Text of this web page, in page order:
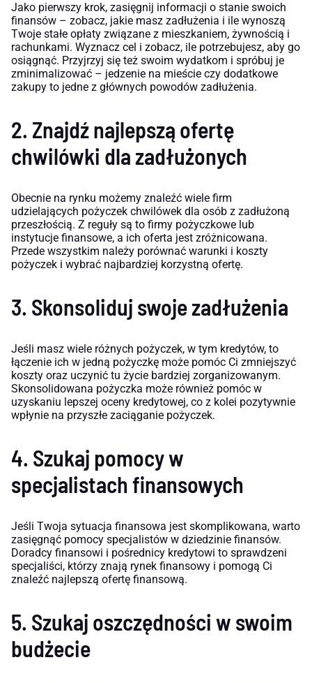
Jako pierwszy krok, zasięgnij informacji o stanie swoich
finansów – zobacz, jakie masz zadłużenia i ile wynoszą
Twoje stałe opłaty związane z mieszkaniem, żywnością i
rachunkami. Wyznacz cel i zobacz, ile potrzebujesz, aby go
osiągnąć. Przyjrzyj się też swoim wydatkom i spróbuj je
zminimalizować – jedzenie na mieście czy dodatkowe
zakupy to jedne z głównych powodów zadłużenia.
2. Znajdź najlepszą ofertę
chwilówki dla zadłużonych
Obecnie na rynku możemy znaleźć wiele firm
udzielających pożyczek chwilówek dla osób z zadłużoną
przeszłością. Z reguły są to firmy pożyczkowe lub
instytucje finansowe, a ich oferta jest zróżnicowana.
Przede wszystkim należy porównać warunki i koszty
pożyczek i wybrać najbardziej korzystną ofertę.
3. Skonsoliduj swoje zadłużenia
Jeśli masz wiele różnych pożyczek, w tym kredytów, to
łączenie ich w jedną pożyczkę może pomóc Ci zmniejszyć
koszty oraz uczynić tu życie bardziej zorganizowanym.
Skonsolidowana pożyczka może również pomóc w
uzyskaniu lepszej oceny kredytowej, co z kolei pozytywnie
wpłynie na przyszłe zaciąganie pożyczek.
4. Szukaj pomocy w
specjalistach finansowych
Jeśli Twoja sytuacja finansowa jest skomplikowana, warto
zasięgnąć pomocy specjalistów w dziedzinie finansów.
Doradcy finansowi i pośrednicy kredytowi to sprawdzeni
specjaliści, którzy znają rynek finansowy i pomogą Ci
znaleźć najlepszą ofertę finansową.
5. Szukaj oszczędności w swoim
budżecie